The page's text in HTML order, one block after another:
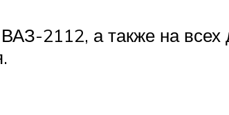
2112, а также на всех